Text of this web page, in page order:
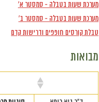
מערכת שעות בטבלה - סמסטר א'
מערכת שעות בטבלה - סמסטר ב'
טבלת קורסים חופפים ודרישות קדם
מבואות